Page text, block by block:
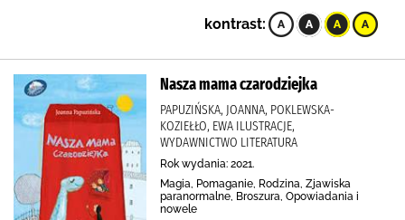
kontrast:
Nasza mama czarodziejka
PAPUZIŃSKA, JOANNA, POKLEWSKA-
KOZIEŁŁO, EWA ILUSTRACJE,
WYDAWNICTWO LITERATURA
Rok wydania: 2021.
Magia, Pomaganie, Rodzina, Zjawiska
paranormalne, Broszura, Opowiadania i
nowele